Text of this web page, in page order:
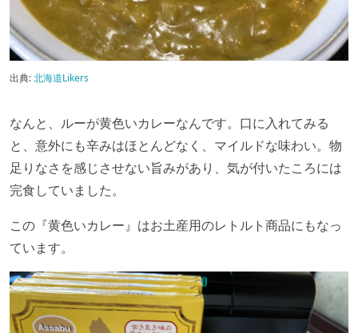
出典:北海道Likers
なんと、ルーが黄色いカレーなんです。口に入れてみる
と、意外にも辛みはほとんどなく、マイルドな味わい。物
足りなさを感じさせない旨みがあり、気が付いたころには
完食していました。
この『黄色いカレー』はお土産用のレトルト商品にもなっ
ています。